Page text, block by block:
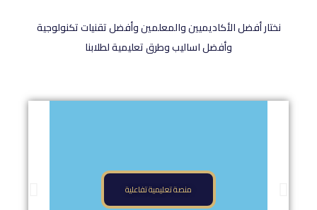
منصة تعليمية تفاعلية
نختار أفضل الأكاديميين والمعلمين وأفضل تقنيات تكنولوجية
وأفضل اساليب وطرق تعليمية لطلابنا